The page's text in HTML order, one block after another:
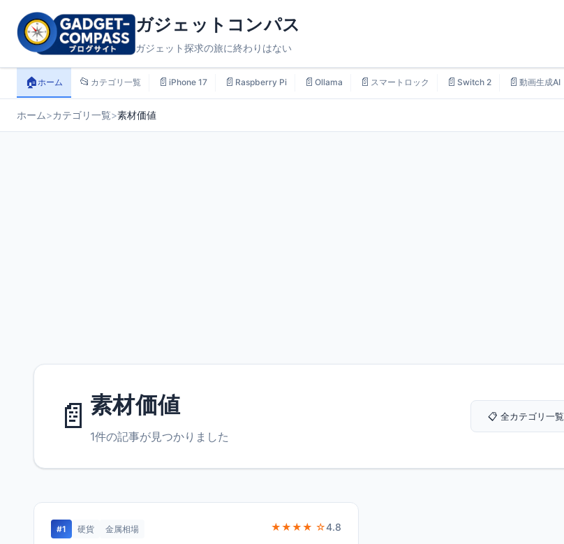
ガジェットコンパス
ガジェット探求の旅に終わりはない
🏠ホーム 📂 カテゴリ一覧 📄 iPhone 17 📄 Raspberry Pi 📄 Ollama 📄 スマートロック 📄 Switch 2 📄 動画生成AI
ホーム>カテゴリ一覧>素材価値
📄 素材価値
1件の記事が見つかりました
📋 全カテゴリ一覧
#1 硬貨 金属相場 ★★★★ ☆4.8